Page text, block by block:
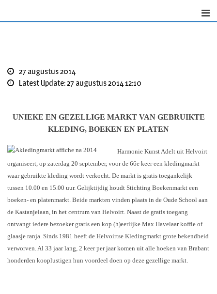
27 augustus 2014
Latest Update: 27 augustus 2014 12:10
UNIEKE EN GEZELLIGE MARKT VAN GEBRUIKTE
KLEDING, BOEKEN EN PLATEN
Harmonie Kunst Adelt uit Helvoirt
organiseert, op zaterdag 20 september, voor de 66e keer een kledingmarkt
waar gebruikte kleding wordt verkocht. De markt is gratis toegankelijk
tussen 10.00 en 15.00 uur. Gelijktijdig houdt Stichting Boekenmarkt een
boeken- en platenmarkt. Beide markten vinden plaats in de Oude School aan
de Kastanjelaan, in het centrum van Helvoirt. Naast de gratis toegang
ontvangt iedere bezoeker gratis een kop (h)eerlijke Max Havelaar koffie of
glaasje ranja. Sinds 1981 heeft de Helvoirtse Kledingmarkt grote bekendheid
verworven. Al 33 jaar lang, 2 keer per jaar komen uit alle hoeken van Brabant
honderden kooplustigen hun voordeel doen op deze gezellige markt.